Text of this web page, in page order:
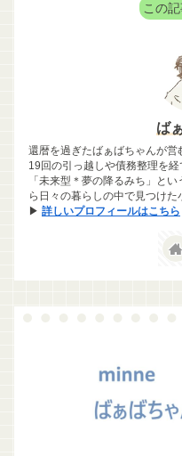
この
ば
還暦を過ぎたばぁばちゃんが営
19回の引っ越しや債務整理を経
「未来型＊夢の降るみち」と
ら日々の暮らしの中で見つけた
▶ 詳しいプロフィールはこちら